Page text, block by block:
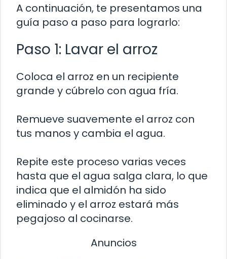
A continuación, te presentamos una
guía paso a paso para lograrlo:
Paso 1: Lavar el arroz
Coloca el arroz en un recipiente
grande y cúbrelo con agua fría.
Remueve suavemente el arroz con
tus manos y cambia el agua.
Repite este proceso varias veces
hasta que el agua salga clara, lo que
indica que el almidón ha sido
eliminado y el arroz estará más
pegajoso al cocinarse.
Anuncios